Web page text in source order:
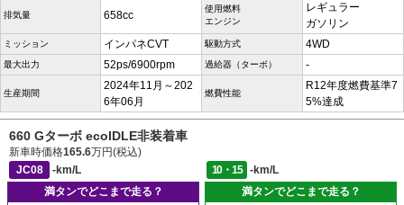
排気量 658cc
使用燃料
エンジン
レギュラー
ガソリン
ミッション インパネCVT 駆動方式 4WD
最大出力 52ps/6900rpm 過給器（ターボ） -
生産期間
2024年11月～202
6年06月
燃費性能
R12年度燃費基準7
5%達成
660 Gターボ ecoIDLE非装着車
新車時価格165.6万円(税込)
JC08
-km/L 10・15
-km/L
満タンでどこまで走る？
満タンでどこまで走る？